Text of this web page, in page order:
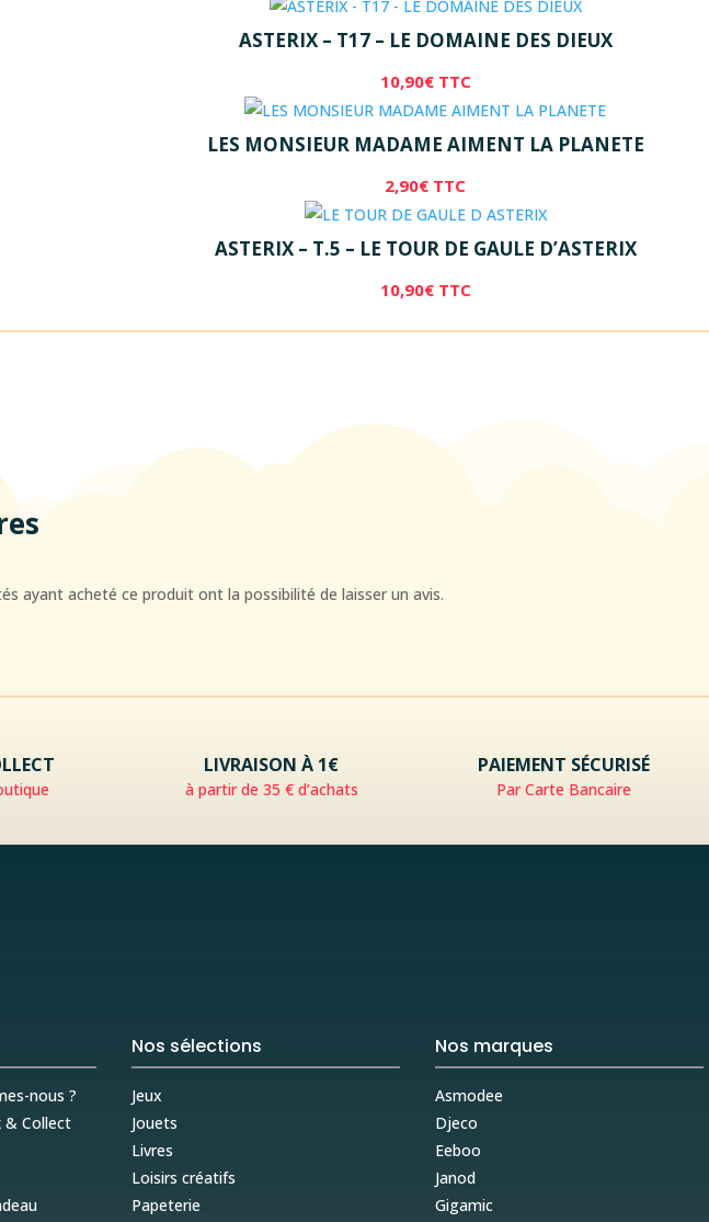
ASTERIX – T17 – LE DOMAINE DES DIEUX
10,90€ TTC
LES MONSIEUR MADAME AIMENT LA PLANETE
2,90€ TTC
ASTERIX – T.5 – LE TOUR DE GAULE D’ASTERIX
10,90€ TTC
ayant acheté ce produit ont la possibilité de laisser un avis.
LIVRAISON À 1€
à partir de 35 € d’achats
PAIEMENT SÉCURISÉ
Par Carte Bancaire
nous ?
& Collect
Nos sélections
Jeux
Jouets
Livres
Loisirs créatifs
Papeterie
Nos marques
Asmodee
Djeco
Eeboo
Janod
Gigamic